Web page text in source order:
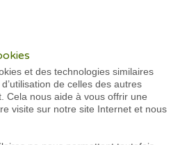
et des technologies similaires
de celles des autres
Cela nous aide à vous offrir une
visite sur notre site Internet et nous